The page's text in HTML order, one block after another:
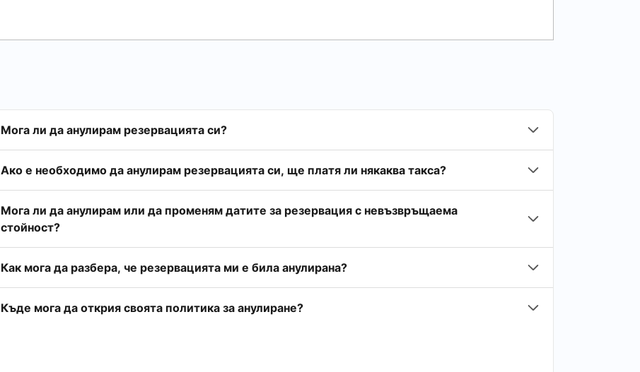
Мога ли да анулирам резервацията си?
Ако е необходимо да анулирам резервацията си, ще платя ли някаква такса?
Мога ли да анулирам или да променям датите за резервация с невъзвръщаема
стойност?
Как мога да разбера, че резервацията ми е била анулирана?
Къде мога да открия своята политика за анулиране?